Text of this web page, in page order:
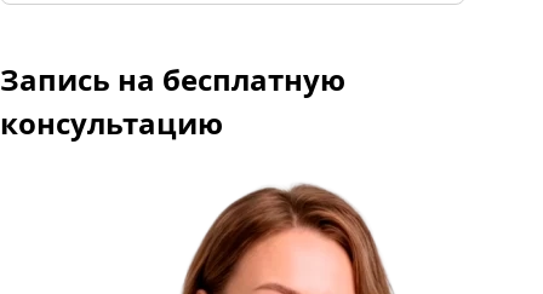
Запись на бесплатную
консультацию